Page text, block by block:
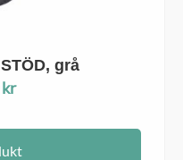
grå
kr